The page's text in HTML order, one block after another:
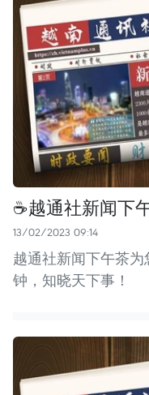
☕️越通社新闻下
13/02/2023 09:14
越通社新闻下午茶
钟，知晓天下事！